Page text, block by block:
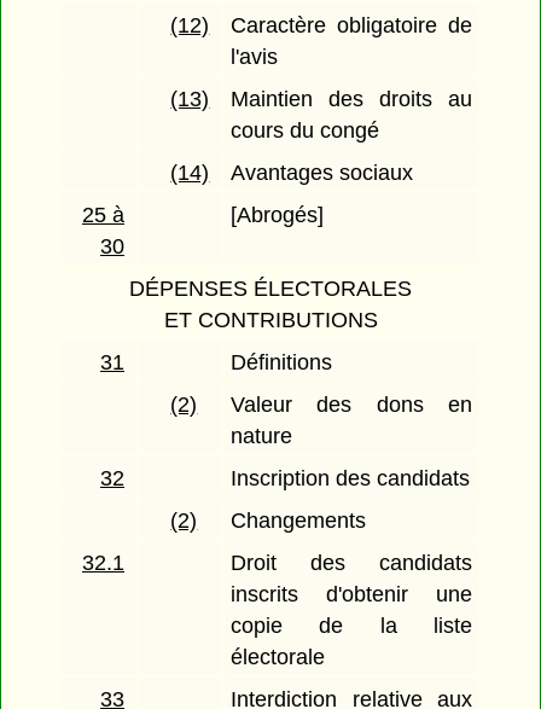
(12)
Caractère obligatoire de
l'avis
(13)
Maintien des droits au
cours du congé
(14)
Avantages sociaux
25 à
30
[Abrogés]
DÉPENSES ÉLECTORALES
ET CONTRIBUTIONS
31
Définitions
(2)
Valeur des dons en
nature
32
Inscription des candidats
(2)
Changements
32.1
Droit des candidats
inscrits d'obtenir une
copie de la liste
électorale
33
Interdiction relative aux